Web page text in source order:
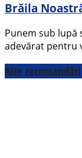
Brăila
Punem sub lupă
adevărat pentru
Alte recomandări